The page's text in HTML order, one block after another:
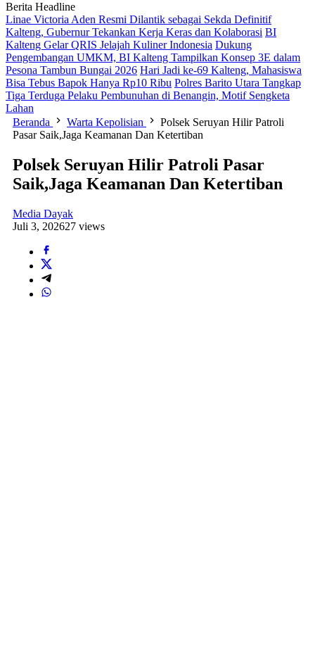
Berita Headline
Linae Victoria Aden Resmi Dilantik sebagai Sekda Definitif
Kalteng, Gubernur Tekankan Kerja Keras dan Kolaborasi BI
Kalteng Gelar QRIS Jelajah Kuliner Indonesia Dukung
Pengembangan UMKM, BI Kalteng Tampilkan Konsep 3E dalam
Pesona Tambun Bungai 2026 Hari Jadi ke-69 Kalteng, Mahasiswa
Bisa Tebus Bapok Hanya Rp10 Ribu Polres Barito Utara Tangkap
Tiga Terduga Pelaku Pembunuhan di Benangin, Motif Sengketa
Lahan
Beranda
Warta Kepolisian
Polsek Seruyan Hilir Patroli
Pasar Saik,Jaga Keamanan Dan Ketertiban
Polsek Seruyan Hilir Patroli Pasar
Saik,Jaga Keamanan Dan Ketertiban
Media Dayak
Juli 3, 202627 views